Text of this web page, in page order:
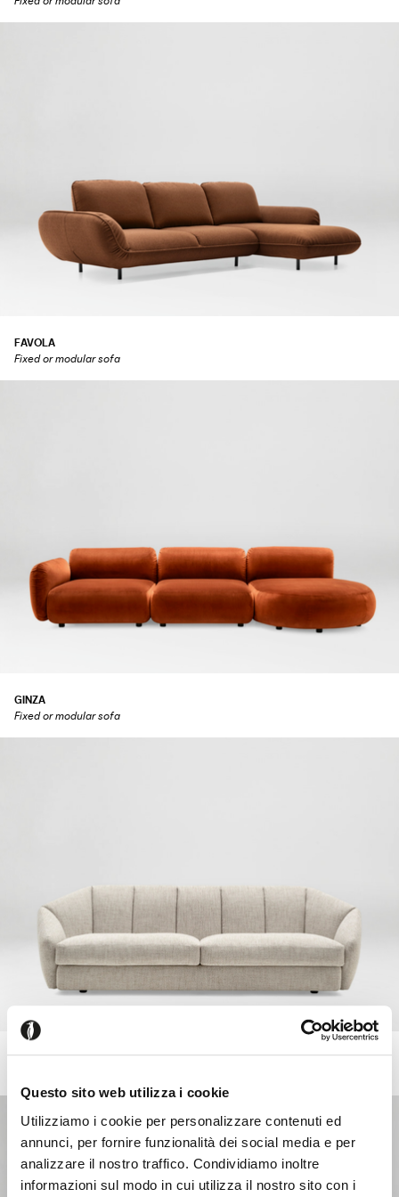
Questo sito web utilizza i cookie
Utilizziamo i cookie per personalizzare contenuti ed
annunci, per fornire funzionalità dei social media e per
analizzare il nostro traffico. Condividiamo inoltre
informazioni sul modo in cui utilizza il nostro sito con i
FAVOLA
Fixed or modular sofa
GINZA
Fixed or modular sofa
JILL